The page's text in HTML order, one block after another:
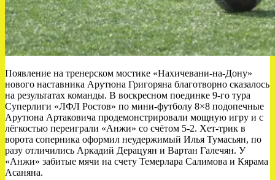
Появление на тренерском мостике «Нахичевани‑на‑Дону»
нового наставника Арутюна Григоряна благотворно сказалось
на результатах команды. В воскресном поединке 9‑го тура
Суперлиги «ЛФЛ Ростов» по мини‑футболу 8×8 подопечные
Арутюна Артаковича продемонстрировали мощную игру и с
лёгкостью переиграли «Анжи» со счётом 5-2. Хет-трик в
ворота соперника оформил неудержимый Илья Тумасьян, по
разу отличились Аркадий Дерацуян и Вартан Галечян. У
«Анжи» забитые мячи на счету Темерлара Салимова и Кярама
Асаняна.